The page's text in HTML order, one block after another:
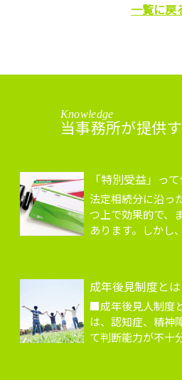
一覧に戻
Knowledge
当事務所が提供
「特別受益」っ
法定相続分に沿っ
つ上で効果的で、
あります。しか
成年後見制度とは
■成年後見人制度
は、認知症、精神
て判断能力が不